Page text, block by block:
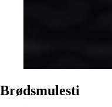
Brødsmulesti